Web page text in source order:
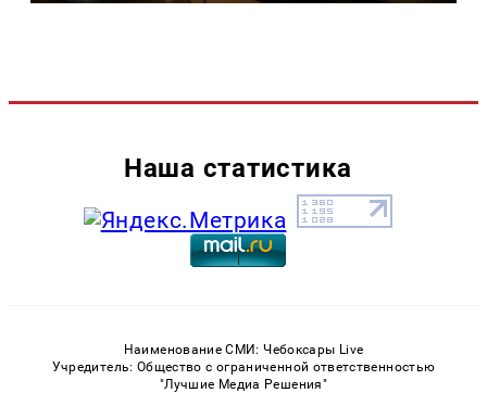
Наша статистика
Наименование СМИ: Чебоксары Live
Учредитель: Общество с ограниченной ответственностью
"Лучшие Медиа Решения"